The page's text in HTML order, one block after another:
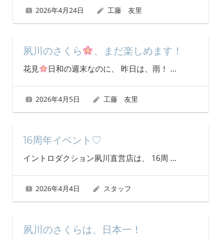
2026年4月24日 工藤 友里
夙川のさくら 、まだ楽しめます！
花見 日和の週末なのに、 昨日は、雨！ …
2026年4月5日 工藤 友里
16周年イベント♡
イントロダクション夙川直営店は、 16周 …
2026年4月4日 スタッフ
夙川のさくらは、日本一！